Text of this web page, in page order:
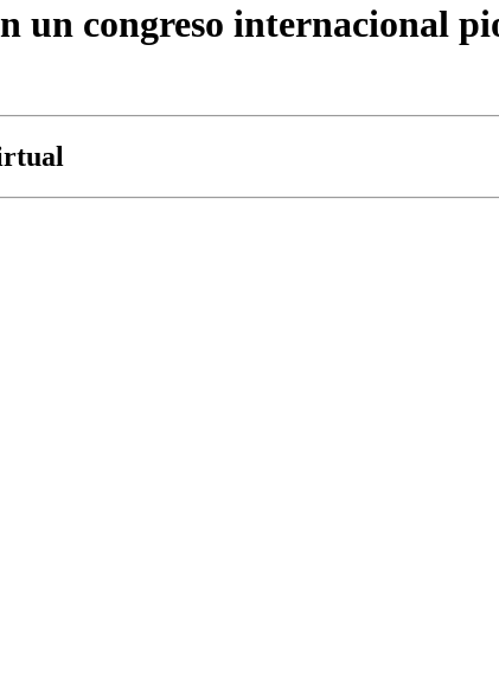
un congreso internacional